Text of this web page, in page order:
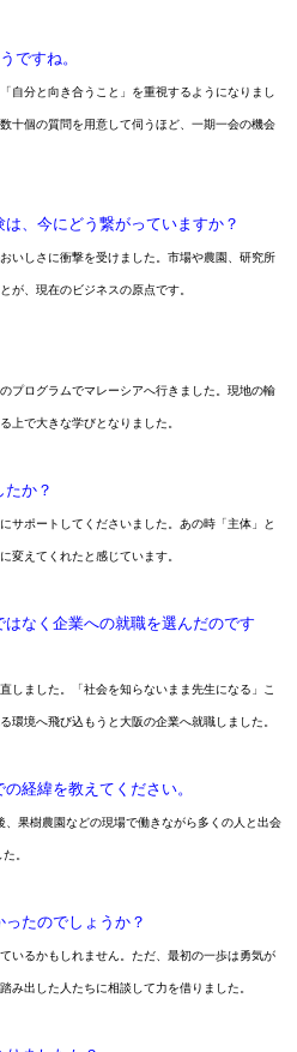
ですね。
自分と向き合うこと」を重視するようになりまし
十個の質問を用意して伺うほど、一期一会の機会
は、今にどう繋がっていますか？
いしさに衝撃を受けました。市場や農園、研究所
が、現在のビジネスの原点です。
プログラムでマレーシアへ行きました。現地の輸
上で大きな学びとなりました。
か？
サポートしてくださいました。あの時「主体」と
変えてくれたと感じています。
なく企業への就職を選んだのです
しました。「社会を知らないまま先生になる」こ
環境へ飛び込もうと大阪の企業へ就職しました。
経緯を教えてください。
果樹農園などの現場で働きながら多くの人と出会
。
たのでしょうか？
いるかもしれません。ただ、最初の一歩は勇気が
み出した人たちに相談して力を借りました。